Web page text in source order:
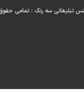
تبلیغاتی سه رنگ : تمامی حقوق